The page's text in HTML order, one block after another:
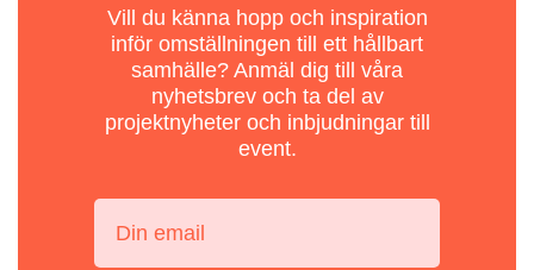
Vill du känna hopp och inspiration
inför omställningen till ett hållbart
samhälle? Anmäl dig till våra
nyhetsbrev och ta del av
projektnyheter och inbjudningar till
event.